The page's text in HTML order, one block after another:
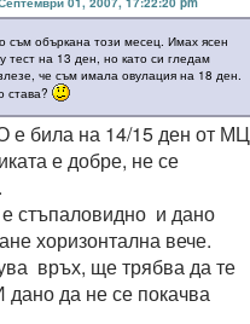
съм объркана този месец. Имах ясен
тест на 13 ден, но като си гледам
че съм имала овулация на 18 ден.
става?
е била на 14/15 ден от
е добре, не се
стъпаловидно и дано
хоризонтална вече.
връх, ще трябва да те
дано да не се покачва